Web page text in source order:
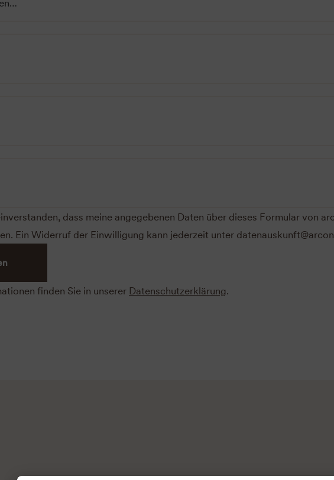
dass meine angegebenen Daten über dieses Formular von
Ein Widerruf der Einwilligung kann jederzeit unter
finden Sie in unserer Datenschutzerklärung.